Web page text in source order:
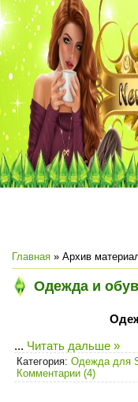
Главная » Архив
Одежда и
... Читать дальше »
Категория: Одежда для
Комментарии (4)